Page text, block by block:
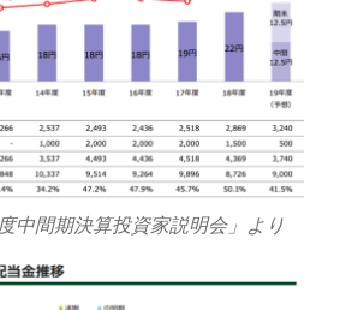
中間期決算投資家説明会」より